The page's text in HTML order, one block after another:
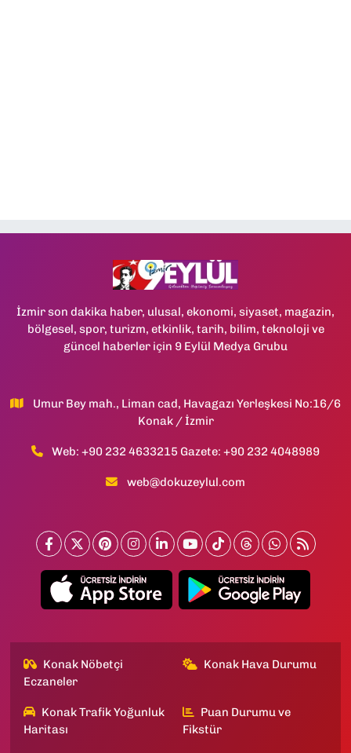
İzmir son dakika haber, ulusal, ekonomi, siyaset, magazin,
bölgesel, spor, turizm, etkinlik, tarih, bilim, teknoloji ve
güncel haberler için 9 Eylül Medya Grubu
Umur Bey mah., Liman cad, Havagazı Yerleşkesi No:16/6
Konak / İzmir
Web: +90 232 4633215 Gazete: +90 232 4048989
web@dokuzeylul.com
Konak Nöbetçi
Eczaneler
Konak Hava Durumu
Konak Trafik Yoğunluk
Haritası
Puan Durumu ve
Fikstür